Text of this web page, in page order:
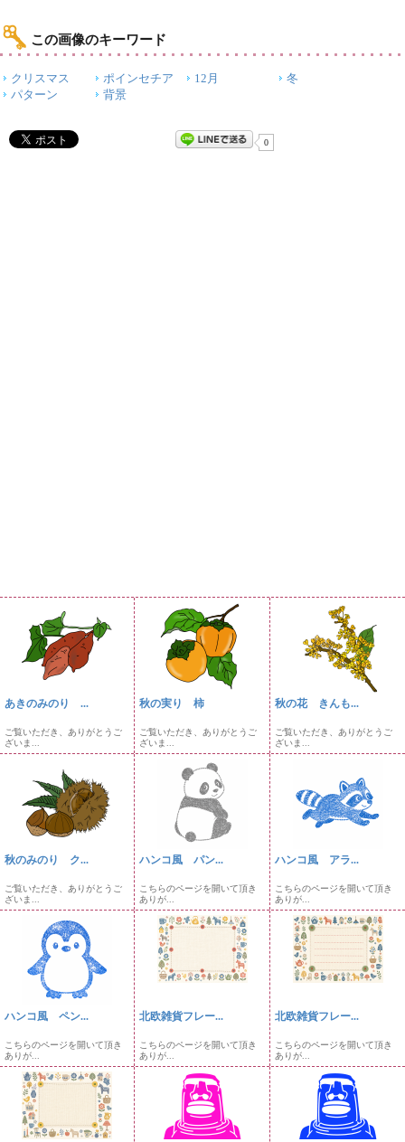
この画像のキーワード
クリスマス ポインセチア 12月
冬
パターン
背景
0
あきのみのり ...
ご覧いただき、ありがとうご
ざいま...
秋の実り 柿
ご覧いただき、ありがとうご
ざいま...
秋の花 きんも...
ご覧いただき、ありがとうご
ざいま...
秋のみのり ク...
ご覧いただき、ありがとうご
ざいま...
ハンコ風 パン...
こちらのページを開いて頂き
ありが...
ハンコ風 アラ...
こちらのページを開いて頂き
ありが...
ハンコ風 ペン...
こちらのページを開いて頂き
ありが...
北欧雑貨フレー...
こちらのページを開いて頂き
ありが...
北欧雑貨フレー...
こちらのページを開いて頂き
ありが...